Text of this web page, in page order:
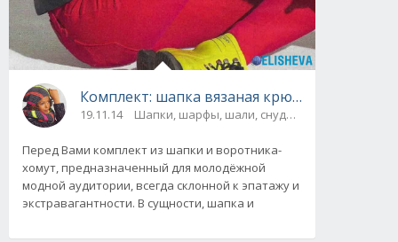
Комплект: шапка вязаная крючком и снуд
19.11.14 Шапки, шарфы, шали, снуды и палантины /
Перед Вами комплект из шапки и воротника-
хомут, предназначенный для молодёжной
модной аудитории, всегда склонной к эпатажу и
экстравагантности. В сущности, шапка и